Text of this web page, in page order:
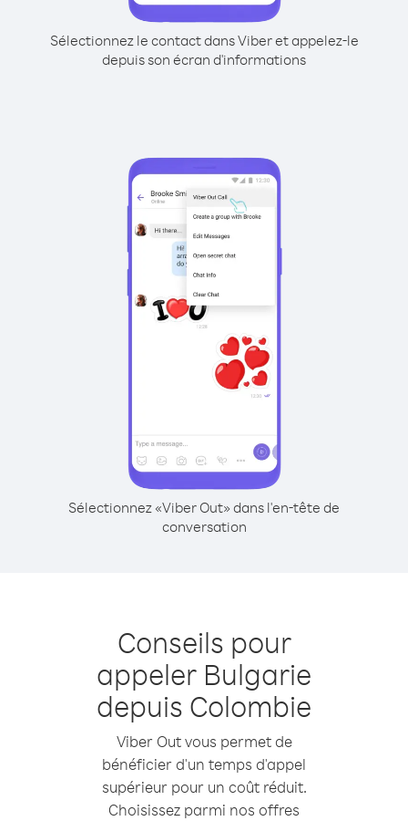
Sélectionnez le contact dans Viber et appelez-le
depuis son écran d'informations
Sélectionnez «Viber Out» dans l'en-tête de
conversation
Conseils pour
appeler Bulgarie
depuis Colombie
Viber Out vous permet de
bénéficier d'un temps d'appel
supérieur pour un coût réduit.
Choisissez parmi nos offres